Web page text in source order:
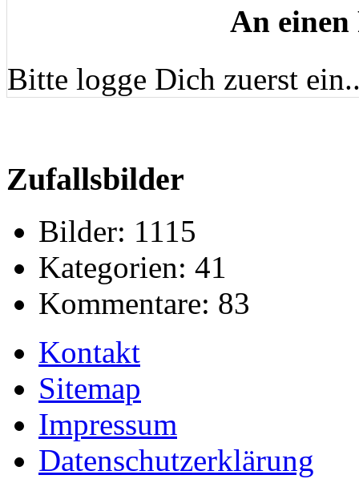
An einen
Bitte logge Dich zuerst
Zufallsbilder
Bilder: 1115
Kategorien: 41
Kommentare: 83
Kontakt
Sitemap
Impressum
Datenschutzerklärung